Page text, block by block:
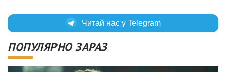
Читай нас у Telegram
ПОПУЛЯРНО ЗАРАЗ